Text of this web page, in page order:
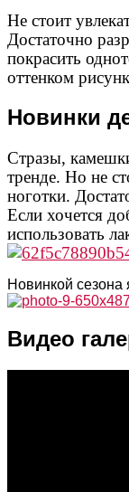
Не стоит
Достаточно
покрасить
оттенком
Новинки
Стразы,
тренде. Но не
ноготки.
Если хочется
использовать
Новинкой сезона
Видео